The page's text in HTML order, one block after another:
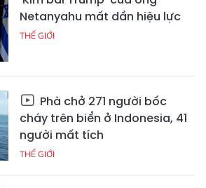
Netanyahu mất dần hiệu lực
THẾ GIỚI
Phà chở 271 người bốc
cháy trên biển ở Indonesia, 41
người mất tích
THẾ GIỚI